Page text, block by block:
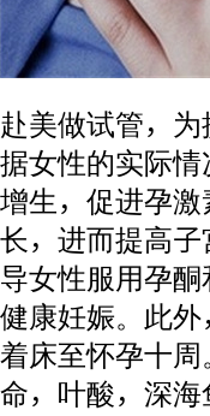
赴美做试管，
据女性的实际
增生，促进孕
长，进而提高
导女性服用孕
健康妊娠。此
着床至怀孕十
命，叶酸，深